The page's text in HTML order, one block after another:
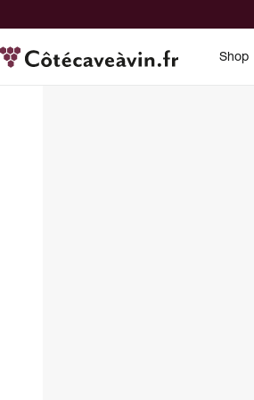
Shop